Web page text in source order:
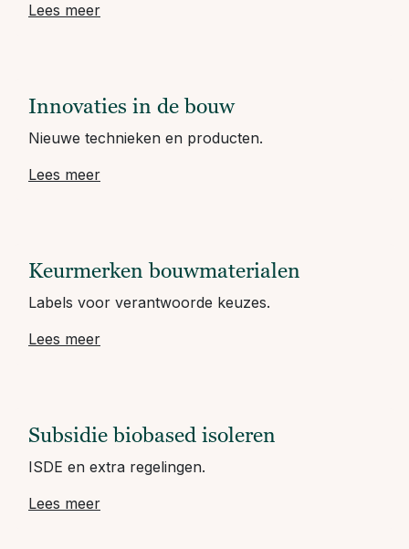
Lees meer
Innovaties in de bouw
Nieuwe technieken en producten.
Lees meer
Keurmerken bouwmaterialen
Labels voor verantwoorde keuzes.
Lees meer
Subsidie biobased isoleren
ISDE en extra regelingen.
Lees meer